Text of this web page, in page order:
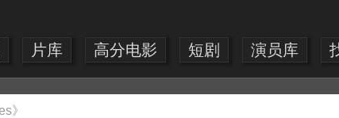
片库 高分电影 短剧 演员库
》